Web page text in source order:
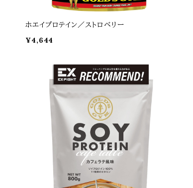
ホエイプロテイン／ストロベリー
¥4,644